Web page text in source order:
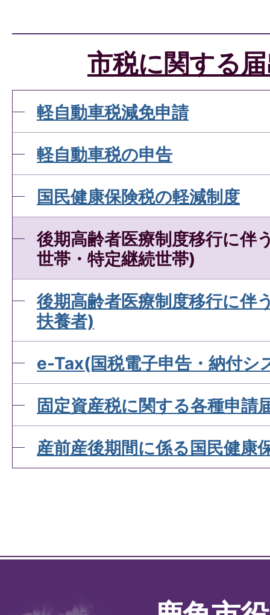
市税に関する
軽自動車税減免申請
軽自動車税の申告
国民健康保険税の軽減制度
後期高齢者医療制度移行に伴
世帯・特定継続世帯)
後期高齢者医療制度移行に伴
扶養者)
e-Tax(国税電子申告・納付シ
固定資産税に関する各種申請
産前産後期間に係る国民健康